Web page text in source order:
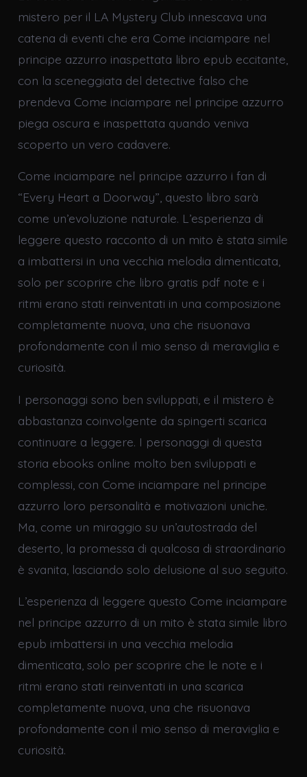
mistero per il LA Mystery Club innescava una
catena di eventi che era Come inciampare nel
principe azzurro inaspettata libro epub eccitante,
con la sceneggiata del detective falso che
prendeva Come inciampare nel principe azzurro
piega oscura e inaspettata quando veniva
scoperto un vero cadavere.
Come inciampare nel principe azzurro i fan di
“Every Heart a Doorway”, questo libro sarà
come un’evoluzione naturale. L’esperienza di
leggere questo racconto di un mito è stata simile
a imbattersi in una vecchia melodia dimenticata,
solo per scoprire che libro gratis pdf note e i
ritmi erano stati reinventati in una composizione
completamente nuova, una che risuonava
profondamente con il mio senso di meraviglia e
curiosità.
I personaggi sono ben sviluppati, e il mistero è
abbastanza coinvolgente da spingerti scarica
continuare a leggere. I personaggi di questa
storia ebooks online molto ben sviluppati e
complessi, con Come inciampare nel principe
azzurro loro personalità e motivazioni uniche.
Ma, come un miraggio su un’autostrada del
deserto, la promessa di qualcosa di straordinario
è svanita, lasciando solo delusione al suo seguito.
L’esperienza di leggere questo Come inciampare
nel principe azzurro di un mito è stata simile libro
epub imbattersi in una vecchia melodia
dimenticata, solo per scoprire che le note e i
ritmi erano stati reinventati in una scarica
completamente nuova, una che risuonava
profondamente con il mio senso di meraviglia e
curiosità.